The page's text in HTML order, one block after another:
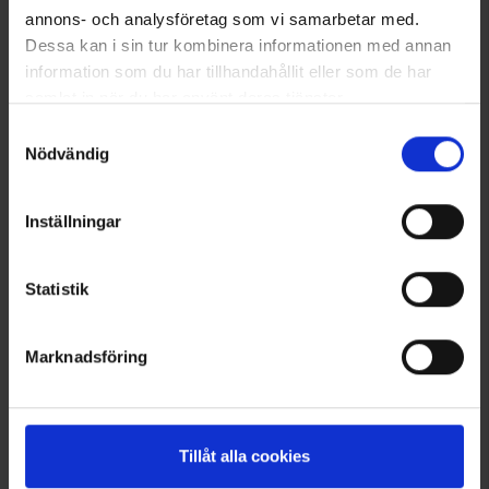
annons- och analysföretag som vi samarbetar med.
Dessa kan i sin tur kombinera informationen med annan
information som du har tillhandahållit eller som de har
Nödvändig
Inställningar
Statistik
Marknadsföring
Tillåt alla cookies
29 €
Ähnliche Produkte